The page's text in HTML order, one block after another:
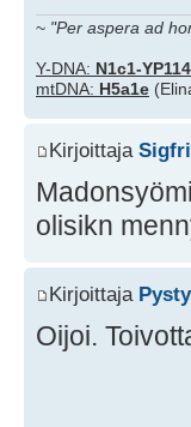
~ "Per aspera ad
Y-DNA: N1c1-
mtDNA: H5a1e
Kirjoittaja
olisikn
Kirjoittaja
Oijoi.